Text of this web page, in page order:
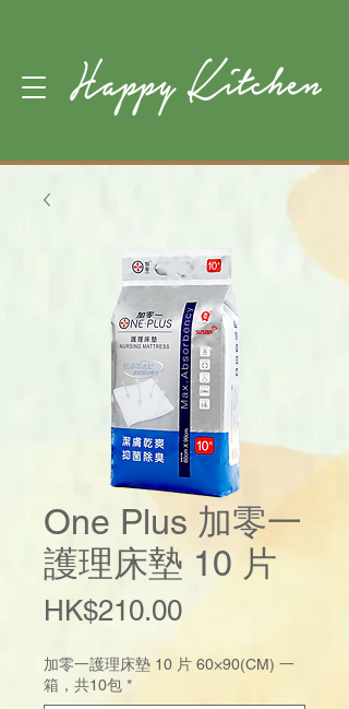
One Plus 加零一
護理床墊 10 片
HK$210.00Price
加零一護理床墊 10 片 60×90(CM) 一
箱，共10包 *